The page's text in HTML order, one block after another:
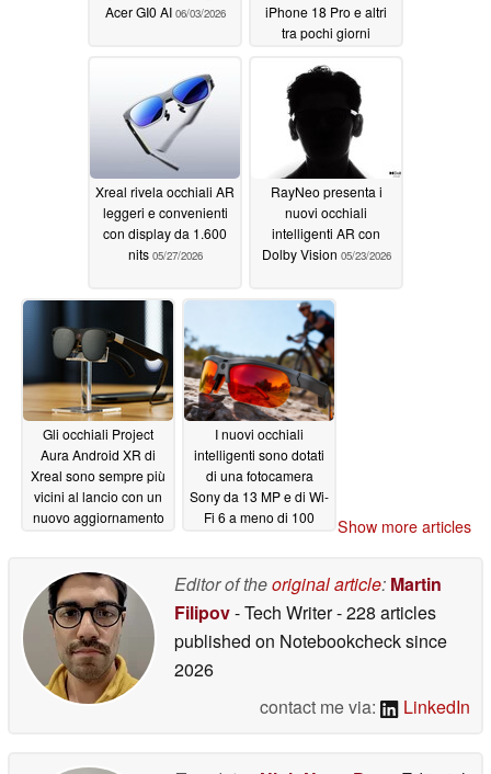
Acer GI0 AI 06/03/2026
iPhone 18 Pro e altri
tra pochi giorni
Xreal rivela occhiali AR
leggeri e convenienti
con display da 1.600
nits 05/27/2026
RayNeo presenta i
nuovi occhiali
intelligenti AR con
Dolby Vision 05/23/2026
Gli occhiali Project
Aura Android XR di
Xreal sono sempre più
vicini al lancio con un
nuovo aggiornamento
I nuovi occhiali
intelligenti sono dotati
di una fotocamera
Sony da 13 MP e di Wi-
Fi 6 a meno di 100
Show more articles
Editor of theoriginal article: Martin
Filipov- Tech Writer- 228 articles
published on Notebookchecksince
2026
contact me via:
LinkedIn